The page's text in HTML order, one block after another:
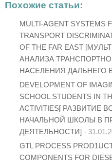
Похожие статьи:
MULTI-AGENT SYSTEMS
TRANSPORT
OF THE FAR EAST
АНАЛИЗА
НАСЕЛЕНИЯ ДАЛЬНЕГО
DEVELOPMENT OF
SCHOOL STUDENTS IN
ACTIVITIES[
НАЧАЛЬНОЙ ШКОЛЫ В
ДЕЯТЕЛЬНОСТИ] -
GTL PROCESS
COMPONENTS FOR